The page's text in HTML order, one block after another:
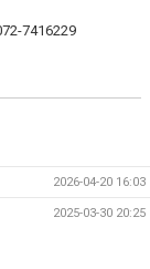
7416229
2026-04-20 16:03
2025-03-30 20:25